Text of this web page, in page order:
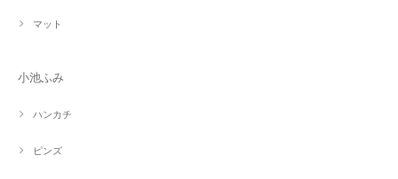
マット
小池ふみ
ハンカチ
ピンズ